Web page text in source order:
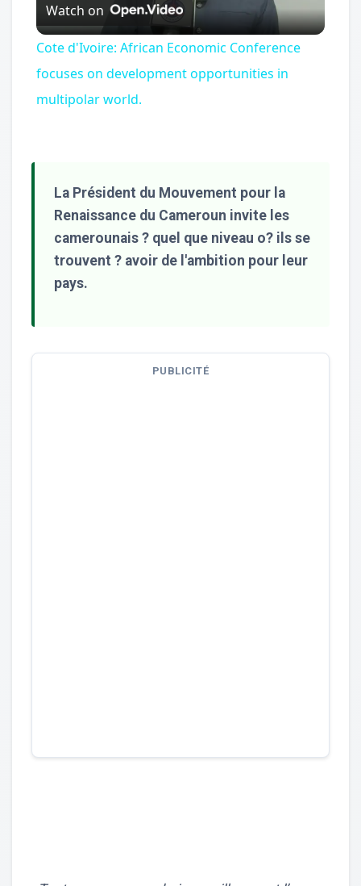
Video
Watch on
Cote d'Ivoire: African Economic Conference
focuses on development opportunities in
multipolar world.
La Président du Mouvement pour la
Renaissance du Cameroun invite les
camerounais ? quel que niveau o? ils se
trouvent ? avoir de l'ambition pour leur
pays.
PUBLICITÉ